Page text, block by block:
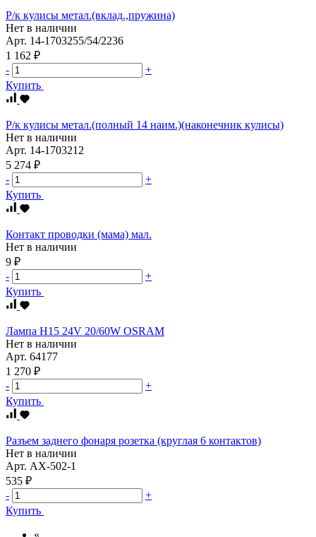
Р/к кулисы метал.(вклад.,пружина)
Нет в наличии
Арт. 14-1703255/54/2236
1 162 ₽
-
+
Купить
Р/к кулисы метал.(полный 14 наим.)(наконечник кулисы)
Нет в наличии
Арт. 14-1703212
5 274 ₽
-
+
Купить
Контакт проводки (мама) мал.
Нет в наличии
9 ₽
-
+
Купить
Лампа Н15 24V 20/60W OSRAM
Нет в наличии
Арт. 64177
1 270 ₽
-
+
Купить
Разъем заднего фонаря розетка (круглая 6 контактов)
Нет в наличии
Арт. AX-502-1
535 ₽
-
+
Купить
«